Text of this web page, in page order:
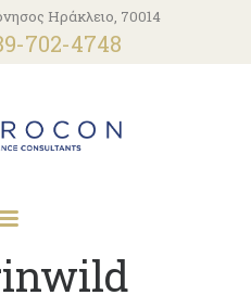
Ηράκλειο, 70014
702-4748